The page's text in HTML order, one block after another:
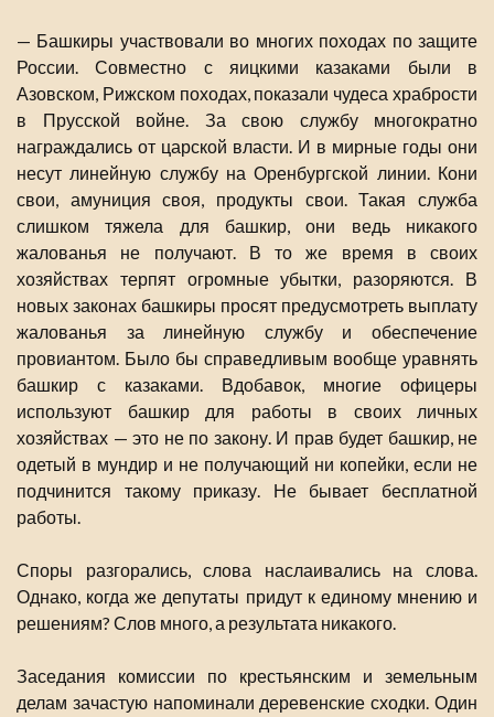
— Башкиры участвовали во многих походах по защите
России. Совместно с яицкими казаками были в
Азовском, Рижском походах, показали чудеса храбрости
в Прусской войне. За свою службу многократно
награждались от царской власти. И в мирные годы они
несут линейную службу на Оренбургской линии. Кони
свои, амуниция своя, продукты свои. Такая служба
слишком тяжела для башкир, они ведь никакого
жалованья не получают. В то же время в своих
хозяйствах терпят огромные убытки, разоряются. В
новых законах башкиры просят предусмотреть выплату
жалованья за линейную службу и обеспечение
провиантом. Было бы справедливым вообще уравнять
башкир с казаками. Вдобавок, многие офицеры
используют башкир для работы в своих личных
хозяйствах — это не по закону. И прав будет башкир, не
одетый в мундир и не получающий ни копейки, если не
подчинится такому приказу. Не бывает бесплатной
работы.
Споры разгорались, слова наслаивались на слова.
Однако, когда же депутаты придут к единому мнению и
решениям? Слов много, а результата никакого.
Заседания комиссии по крестьянским и земельным
делам зачастую напоминали деревенские сходки. Один